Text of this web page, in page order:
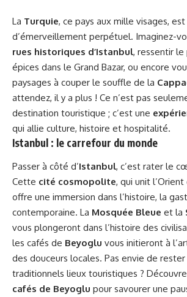
La Turquie, ce pays aux mille visages,
d’émerveillement perpétuel. Imaginez-
rues historiques d’Istanbul, ressentir le
épices dans le Grand Bazar, ou encore
paysages à couper le souffle de la
attendez, il y a plus ! Ce n’est pas
destination touristique ; c’est une
qui allie culture, histoire et hospitalité.
Istanbul : le carrefour du monde
Passer à côté d’Istanbul, c’est rater le
Cette cité cosmopolite, qui unit
offre une immersion dans l’histoire, la
contemporaine. La Mosquée Bleue et la
vous plongeront dans l’histoire des
les cafés de Beyoglu vous initieront à
des douceurs locales. Pas envie de rester
traditionnels lieux touristiques ?
cafés de Beyoglu pour savourer une